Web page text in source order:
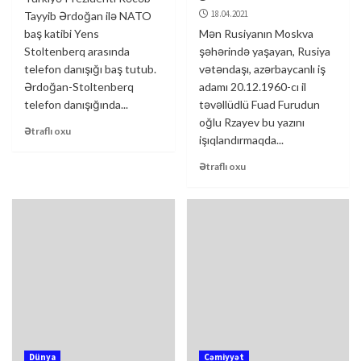
Tayyib Ərdoğan ilə NATO
baş katibi Yens
Stoltenberq arasında
telefon danışığı baş tutub.
Ərdoğan-Stoltenberq
telefon danışığında...
Ətraflı oxu
18.04.2021
Mən Rusiyanın Moskva
şəhərində yaşayan, Rusiya
vətəndaşı, azərbaycanlı iş
adamı 20.12.1960-cı il
təvəllüdlü Fuad Furudun
oğlu Rzayev bu yazını
işıqlandırmaqda...
Ətraflı oxu
Dünya Cəmiyyət